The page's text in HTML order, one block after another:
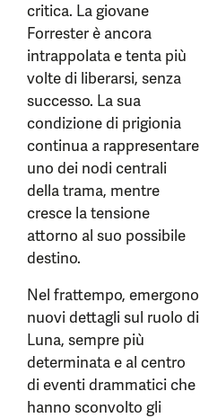
critica. La giovane
Forrester è ancora
intrappolata e tenta più
volte di liberarsi, senza
successo. La sua
condizione di prigionia
continua a rappresentare
uno dei nodi centrali
della trama, mentre
cresce la tensione
attorno al suo possibile
destino.
Nel frattempo, emergono
nuovi dettagli sul ruolo di
Luna, sempre più
determinata e al centro
di eventi drammatici che
hanno sconvolto gli